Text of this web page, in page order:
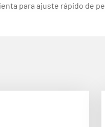
para ajuste rápido de